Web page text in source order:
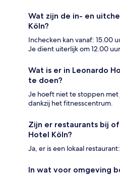
Wat zijn de in- en
Köln?
Inchecken kan vanaf: 15.00
Je dient uiterlijk om 12.00
Wat is er in Leonardo
te doen?
Je hoeft niet te stoppen
dankzij het fitnesscentrum.
Zijn er restaurants bij
Hotel Köln?
Ja, er is een lokaal
In wat voor omgeving